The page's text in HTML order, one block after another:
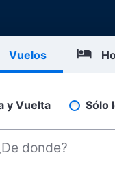
Vuelos
your flight
y Vuelta Sólo
donde?